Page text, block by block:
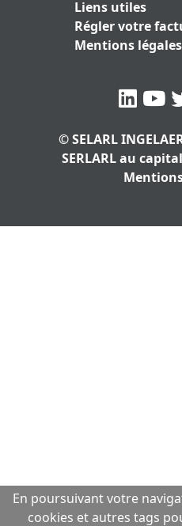
Liens utiles
Régler votre
Mentions légales
© SELARL
SERLARL au
En poursuivant votre
cookies et autres tags